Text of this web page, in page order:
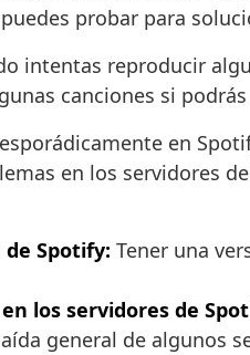
probar para
intentas reproducir
canciones si
en
en los servidores
Spotify: Tener una
los servidores de
general de algunos